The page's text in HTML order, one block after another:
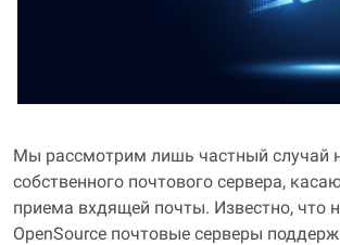
Мы рассмотрим лишь частный случай
собственного почтового сервера,
приема вхдящей почты. Известно, что
OpenSource почтовые серверы